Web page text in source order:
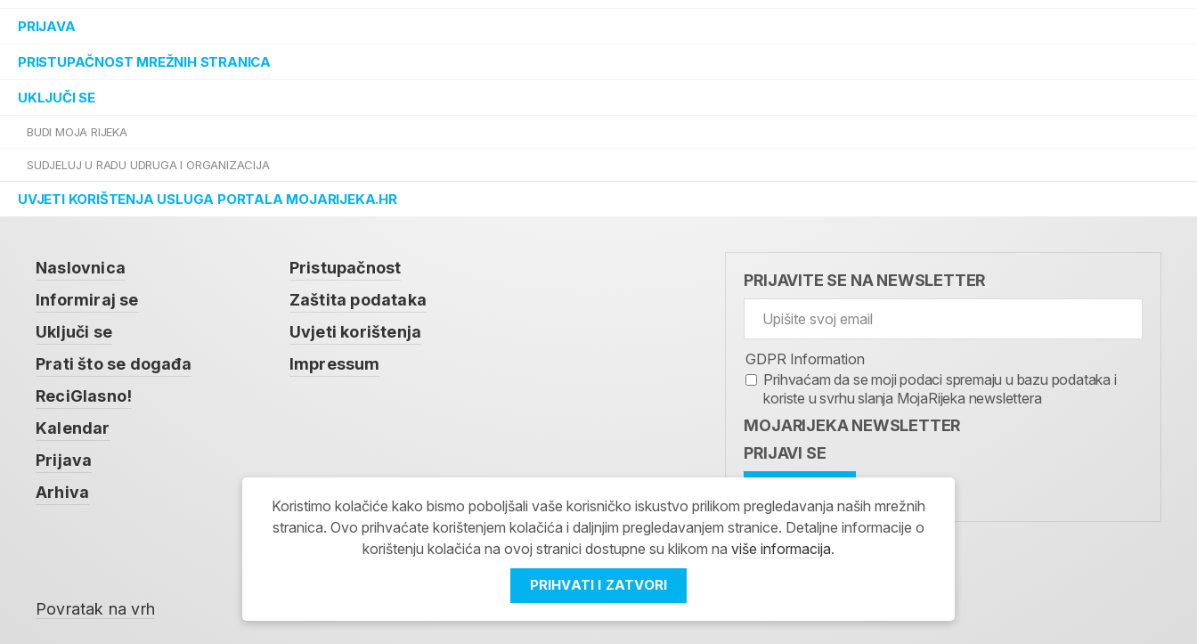
PRIJAVA
PRISTUPAČNOST MREŽNIH STRANICA
UKLJUČI SE
BUDI MOJA RIJEKA
SUDJELUJ U RADU UDRUGA I ORGANIZACIJA
UVJETI KORIŠTENJA USLUGA PORTALA MOJARIJEKA.HR
Naslovnica
Informiraj se
Uključi se
Prati što se događa
ReciGlasno!
Kalendar
Prijava
Arhiva
Pristupačnost
Zaštita podataka
Uvjeti korištenja
Impressum
PRIJAVITE SE NA NEWSLETTER
GDPR Information
Prihvaćam da se moji podaci spremaju u bazu podataka i
koriste u svrhu slanja MojaRijeka newslettera
MOJARIJEKA NEWSLETTER
PRIJAVI SE
Povratak na vrh
Koristimo kolačiće kako bismo poboljšali vaše korisničko iskustvo prilikom pregledavanja naših mrežnih
stranica. Ovo prihvaćate korištenjem kolačića i daljnjim pregledavanjem stranice. Detaljne informacije o
korištenju kolačića na ovoj stranici dostupne su klikom na više informacija.
PRIHVATI I ZATVORI